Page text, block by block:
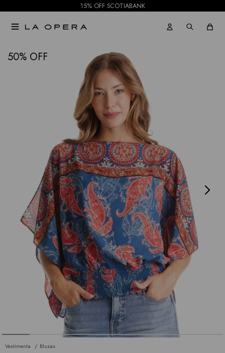
15% OFF SCOTIABANK

50
Vestimenta Blusas
NOTIFICARME